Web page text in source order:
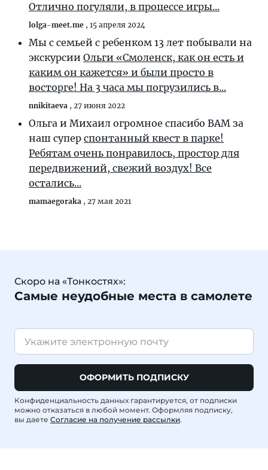
Отлично погуляли, в процессе игры...
lolga-meet.me , 15 апреля 2024
Мы с семьей с ребенком 13 лет побывали на
экскурсии Ольги «Смоленск, как он есть и
каким он кажется» и были просто в
восторге! На 3 часа мы погрузились в...
nnikitaeva , 27 июня 2022
Ольга и Михаил огромное спасибо ВАМ за
наш супер спонтанный квест в парке!
Ребятам очень понравилось, простор для
передвижений, свежий воздух! Все
остались...
mamaegoraka , 27 мая 2021
Скоро на «Тонкостях»:
Самые неудобные места в самолете
ОФОРМИТЬ ПОДПИСКУ
Конфиденциальность данных гарантируется, от подписки
можно отказаться в любой момент. Оформляя подписку,
вы даете Согласие на получение рассылки.